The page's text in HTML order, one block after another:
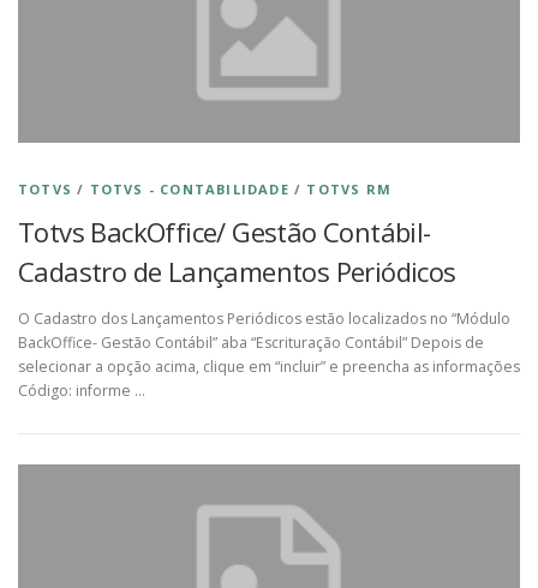
TOTVS / TOTVS - CONTABILIDADE / TOTVS RM
Totvs BackOffice/ Gestão Contábil-
Cadastro de Lançamentos Periódicos
O Cadastro dos Lançamentos Periódicos estão localizados no “Módulo
BackOffice- Gestão Contábil” aba “Escrituração Contábil” Depois de
selecionar a opção acima, clique em “incluir” e preencha as informações
Código: informe …